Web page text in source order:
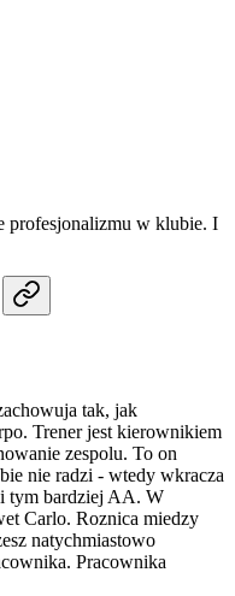
profesjonalizmu w klubie. I
tak, jak
Trener jest kierownikiem
zespolu. To on
nie radzi - wtedy wkracza
tym bardziej AA. W
Carlo. Roznica miedzy
natychmiastowo
Pracownika